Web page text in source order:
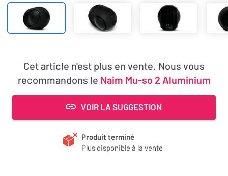
Cet article n'est plus en vente. Nous vous
recommandons le Naim Mu-so 2 Aluminium
VOIR LA SUGGESTION
Produit terminé
Plus disponible à la vente